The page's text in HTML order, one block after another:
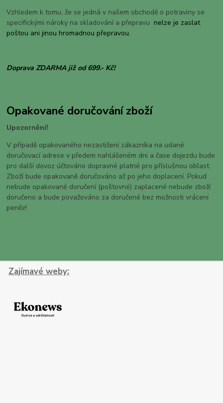
Vzhledem k tomu, že se jedná v našem obchodě o potraviny se
specifickými nároky na skladování a přepravu nelze je zaslat
poštou ani jinou hromadnou přepravou.
Doprava ZDARMA již od 699.- Kč!
Opakované doručování zboží
Upozornění!
V případě opakovaného nezastižení zákazníka na udané
doručovací adrese v předem nahlášeném dni a čase dojezdu bude
pro další dovoz účtováno dopravné platné pro příslušnou oblast.
Zboží bude opakovaně doručováno až po jeho doplacení. Pokud
nebude opakované doručení (poštovné) zaplacené nebude zboží
doručeno a bude považováno za doručené bez možnosti vrácení
peněz!
Zajímavé weby: